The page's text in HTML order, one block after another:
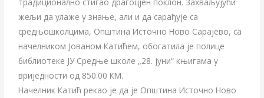
жељи да улаже у знање, али и да сарађује са
средњошколцима, Општина Источно Ново Сарајево, са
начелником Јованом Катићем, обогатила је полице
библиотеке ЈУ Средње школе „28. јуни“ књигама у
вриједности од 850.00 КМ.
Начелник Катић рекао је да је Општина Источно Ново